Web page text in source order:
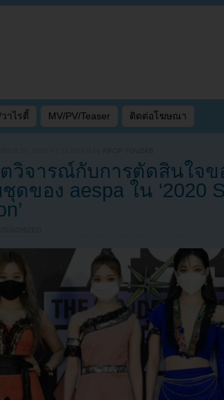
าไรตี้ MV/PV/Teaser ติดต่อโฆษณา
KPOP YOUZAB
วิจารณ์กับการตัดสินใจข
ดของ aespa ใน ‘2020